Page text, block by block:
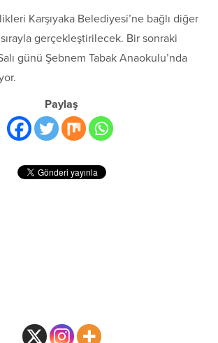
Karşıyaka Belediyesi’ne bağlı diğer
gerçekleştirilecek. Bir sonraki
günü Şebnem Tabak Anaokulu’nda
Paylaş